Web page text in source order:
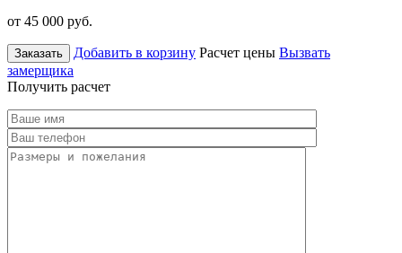
от 45 000 руб.
Заказать Добавить в корзину Расчет цены Вызвать
замерщика
Получить расчет